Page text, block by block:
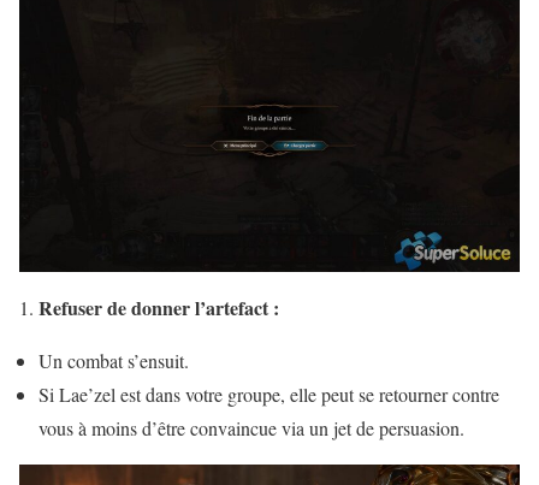
Refuser de donner l’artefact :
Un combat s’ensuit.
Si Lae’zel est dans votre groupe, elle peut se retourner contre
vous à moins d’être convaincue via un jet de persuasion.